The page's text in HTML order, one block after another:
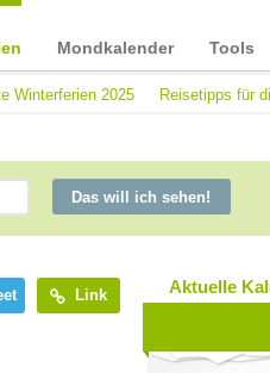
Mondkalender Tools
Winterferien 2025 Reisetipps für
Das will ich sehen!
Link
Aktuelle